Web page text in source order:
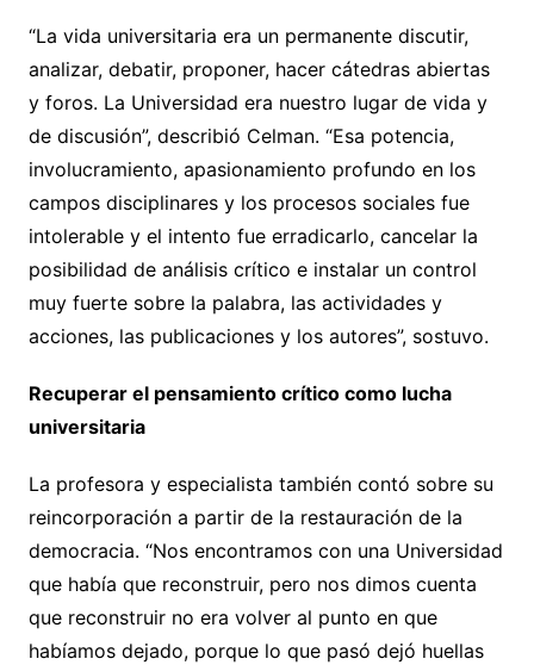
“La vida universitaria era un permanente discutir,
analizar, debatir, proponer, hacer cátedras abiertas
y foros. La Universidad era nuestro lugar de vida y
de discusión”, describió Celman. “Esa potencia,
involucramiento, apasionamiento profundo en los
campos disciplinares y los procesos sociales fue
intolerable y el intento fue erradicarlo, cancelar la
posibilidad de análisis crítico e instalar un control
muy fuerte sobre la palabra, las actividades y
acciones, las publicaciones y los autores”, sostuvo.
Recuperar el pensamiento crítico como lucha
universitaria
La profesora y especialista también contó sobre su
reincorporación a partir de la restauración de la
democracia. “Nos encontramos con una Universidad
que había que reconstruir, pero nos dimos cuenta
que reconstruir no era volver al punto en que
habíamos dejado, porque lo que pasó dejó huellas